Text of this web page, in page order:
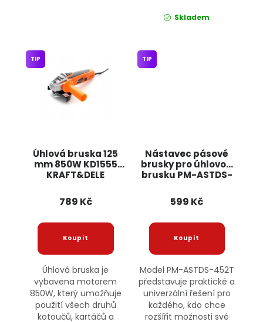
Skladem
Úhlová bruska 125
mm 850W KD1555
KRAFT&DELE
TIP
789 Kč
Úhlová bruska je
vybavena motorem
850W, který umožňuje
použití všech druhů
kotoučů, kartáčů a
Nástavec pásové
brusky pro úhlovou
brusku PM-ASTDS-
TIP
599 Kč
Model PM-ASTDS-452T
představuje praktické a
univerzální řešení pro
každého, kdo chce
rozšířit možnosti své